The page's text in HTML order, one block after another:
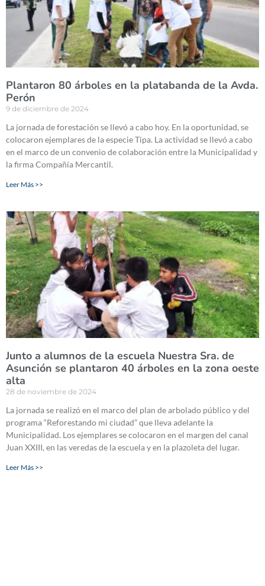
Plantaron 80 árboles en la platabanda de la Avda.
Perón
9 de diciembre de 2024
La jornada de forestación se llevó a cabo hoy. En la oportunidad, se
colocaron ejemplares de la especie Tipa. La actividad se llevó a cabo
en el marco de un convenio de colaboración entre la Municipalidad y
la firma Compañía Mercantil.
Leer Más >>
Junto a alumnos de la escuela Nuestra Sra. de
Asunción se plantaron 40 árboles en la zona oeste
alta
28 de noviembre de 2024
La jornada se realizó en el marco del plan de arbolado público y del
programa “Reforestando mi ciudad” que lleva adelante la
Municipalidad. Los ejemplares se colocaron en el margen del canal
Juan XXIII, en las veredas de la escuela y en la plazoleta del lugar.
Leer Más >>